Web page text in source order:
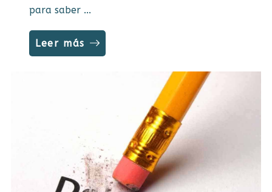
para saber ...
Leer más